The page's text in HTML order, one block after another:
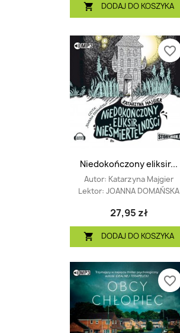
 DODAJ DO KOSZYKA
Niedokończony eliksir...
Autor: Katarzyna Majgier
Lektor: JOANNA DOMAŃSKA
27,95 zł
 DODAJ DO KOSZYKA
favorite_border
favorite_border